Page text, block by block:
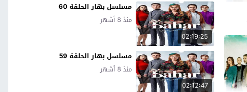
02:19:25
مسلسل بهار الحلقة 60
منذ 8 أشهر
02:12:47
مسلسل بهار الحلقة 59
منذ 8 أشهر